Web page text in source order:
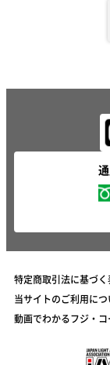
特定商取引法に基づ
当サイトのご利用につ
動画でわかるフジ・